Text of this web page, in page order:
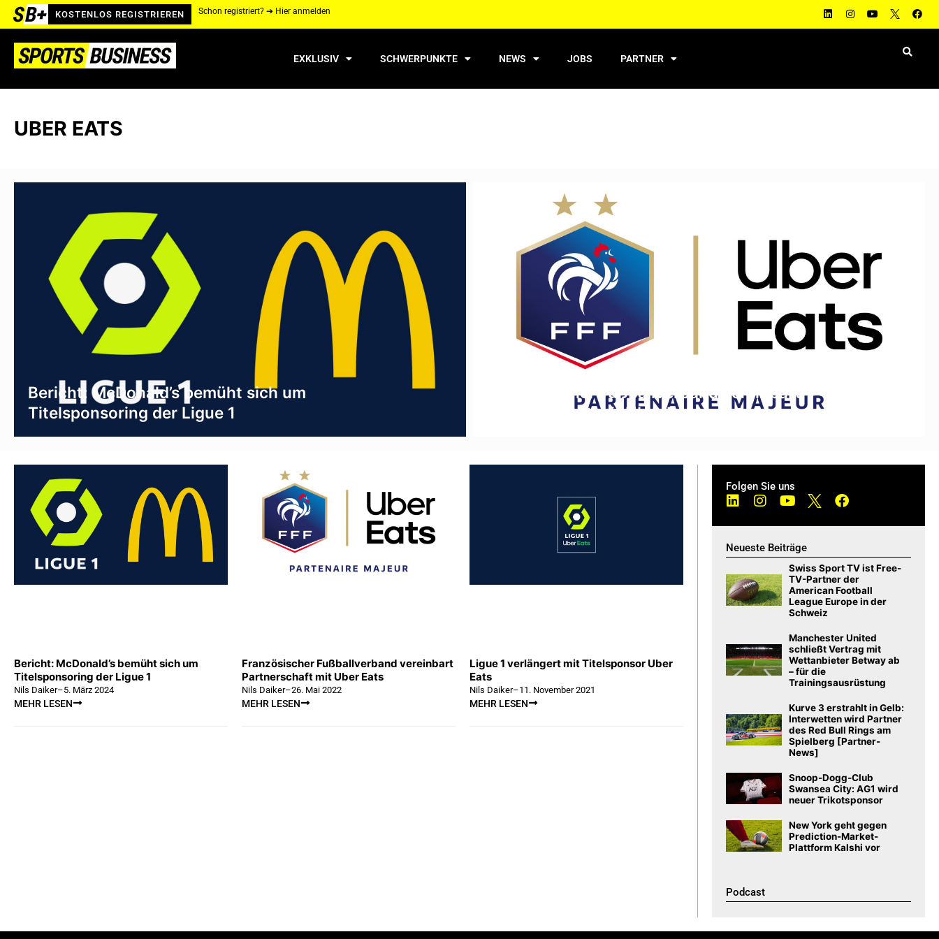
KOSTENLOS REGISTRIEREN Schon registriert? ➔ Hier anmelden
EXKLUSIV SCHWERPUNKTE NEWS JOBS PARTNER
UBER EATS
Bericht: McDonald’s bemüht sich um
Titelsponsoring der Ligue 1
Französischer Fußballverband vereinbart
Partnerschaft mit Uber Eats
Bericht: McDonald’s bemüht sich um
Titelsponsoring der Ligue 1
Nils Daiker–5. März 2024
MEHR LESEN
Französischer Fußballverband vereinbart
Partnerschaft mit Uber Eats
Nils Daiker–26. Mai 2022
MEHR LESEN
Ligue 1 verlängert mit Titelsponsor Uber
Eats
Nils Daiker–11. November 2021
MEHR LESEN
Folgen Sie uns
Neueste Beiträge
Swiss Sport TV ist Free-
TV-Partner der
American Football
League Europe in der
Schweiz
Manchester United
schließt Vertrag mit
Wettanbieter Betway ab
– für die
Trainingsausrüstung
Kurve 3 erstrahlt in Gelb:
Interwetten wird Partner
des Red Bull Rings am
Spielberg [Partner-
News]
Snoop-Dogg-Club
Swansea City: AG1 wird
neuer Trikotsponsor
New York geht gegen
Prediction-Market-
Plattform Kalshi vor
Podcast​